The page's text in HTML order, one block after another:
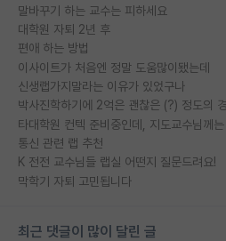
말바꾸기 하는 교수는 피하세요
대학원 자퇴 2년 후
편애 하는 방법
이사이트가 처음엔 정말 도움많이됐는데
신생랩가지말라는 이유가 있었구나
통신 관련 랩 추천
K 전전 교수님들 랩실 어떤지 질문드려요!
막학기 자퇴 고민됩니다
최근 댓글이 많이 달린 글